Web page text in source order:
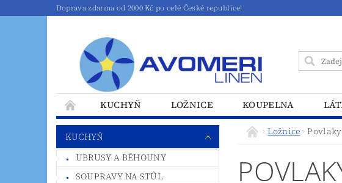
Doprava zdarma od 2000 Kč po celé České republice!
KUCHYŇ LOŽNICE KOUPELNA
KUCHYŇ
UBRUSY A BĚHOUNY
SOUPRAVY NA STŮL
Ložnice